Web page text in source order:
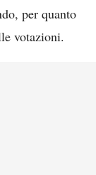
per quanto
votazioni.